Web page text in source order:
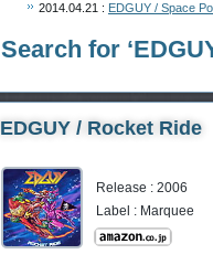
2014.04.21 : EDGUY / Space
Search for
EDGUY / Rocket Ride
Release : 2006
Label : Marquee